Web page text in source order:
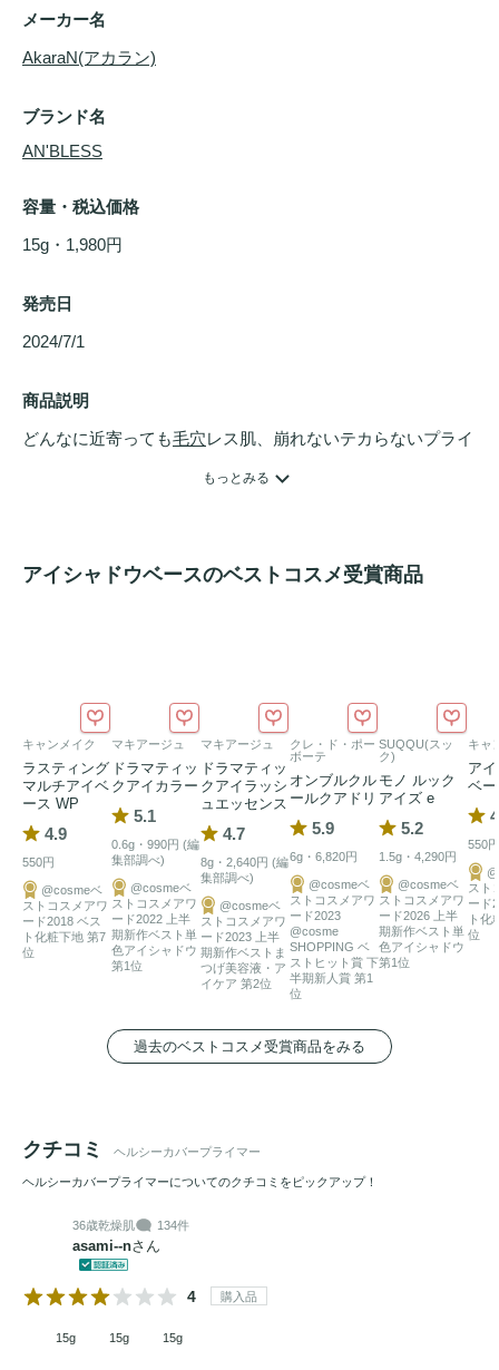
メーカー名
AkaraN(アカラン)
ブランド名
AN'BLESS
容量・税込価格
15g・1,980円
発売日
2024/7/1
商品説明
どんなに近寄っても毛穴レス肌、崩れないテカらないプライ
富な美容成分「ナイアシンアミド・ビタミンC・ビタミン
もっとみる
アイシャドウベースのベストコスメ受賞商品
キャンメイク
ラスティング
マルチアイベ
ース WP
4.9
550円
@cosmeベ
ストコスメアワ
ード2018 ベス
ト化粧下地 第7
位
マキアージュ
ドラマティッ
クアイカラー
5.1
0.6g・990円 (編
集部調べ)
@cosmeベ
ストコスメアワ
ード2022 上半
期新作ベスト単
色アイシャドウ
第1位
マキアージュ
ドラマティッ
クアイラッシ
ュエッセンス
4.7
8g・2,640円 (編
集部調べ)
@cosmeベ
ストコスメアワ
ード2023 上半
期新作ベストま
つげ美容液・ア
イケア 第2位
クレ・ド・ポー
ボーテ
オンブルクル
ールクアドリ
5.9
6g・6,820円
@cosmeベ
ストコスメアワ
ード2023
@cosme
SHOPPING ベ
ストヒット賞 下
半期新人賞 第1
位
SUQQU(スッ
ク)
モノ ルック
アイズ e
5.2
1.5g・4,290円
@cosmeベ
ストコスメアワ
ード2026 上半
期新作ベスト単
色アイシャドウ
第1位
キャ
ア
ベ
550円
スト
ード
ト化
位
過去のベストコスメ受賞商品をみる
クチコミ ヘルシーカバープライマー
ヘルシーカバープライマーについてのクチコミをピックアップ！
36歳乾燥肌 134件
asami--nさん
4 購入品
15g 15g 15g